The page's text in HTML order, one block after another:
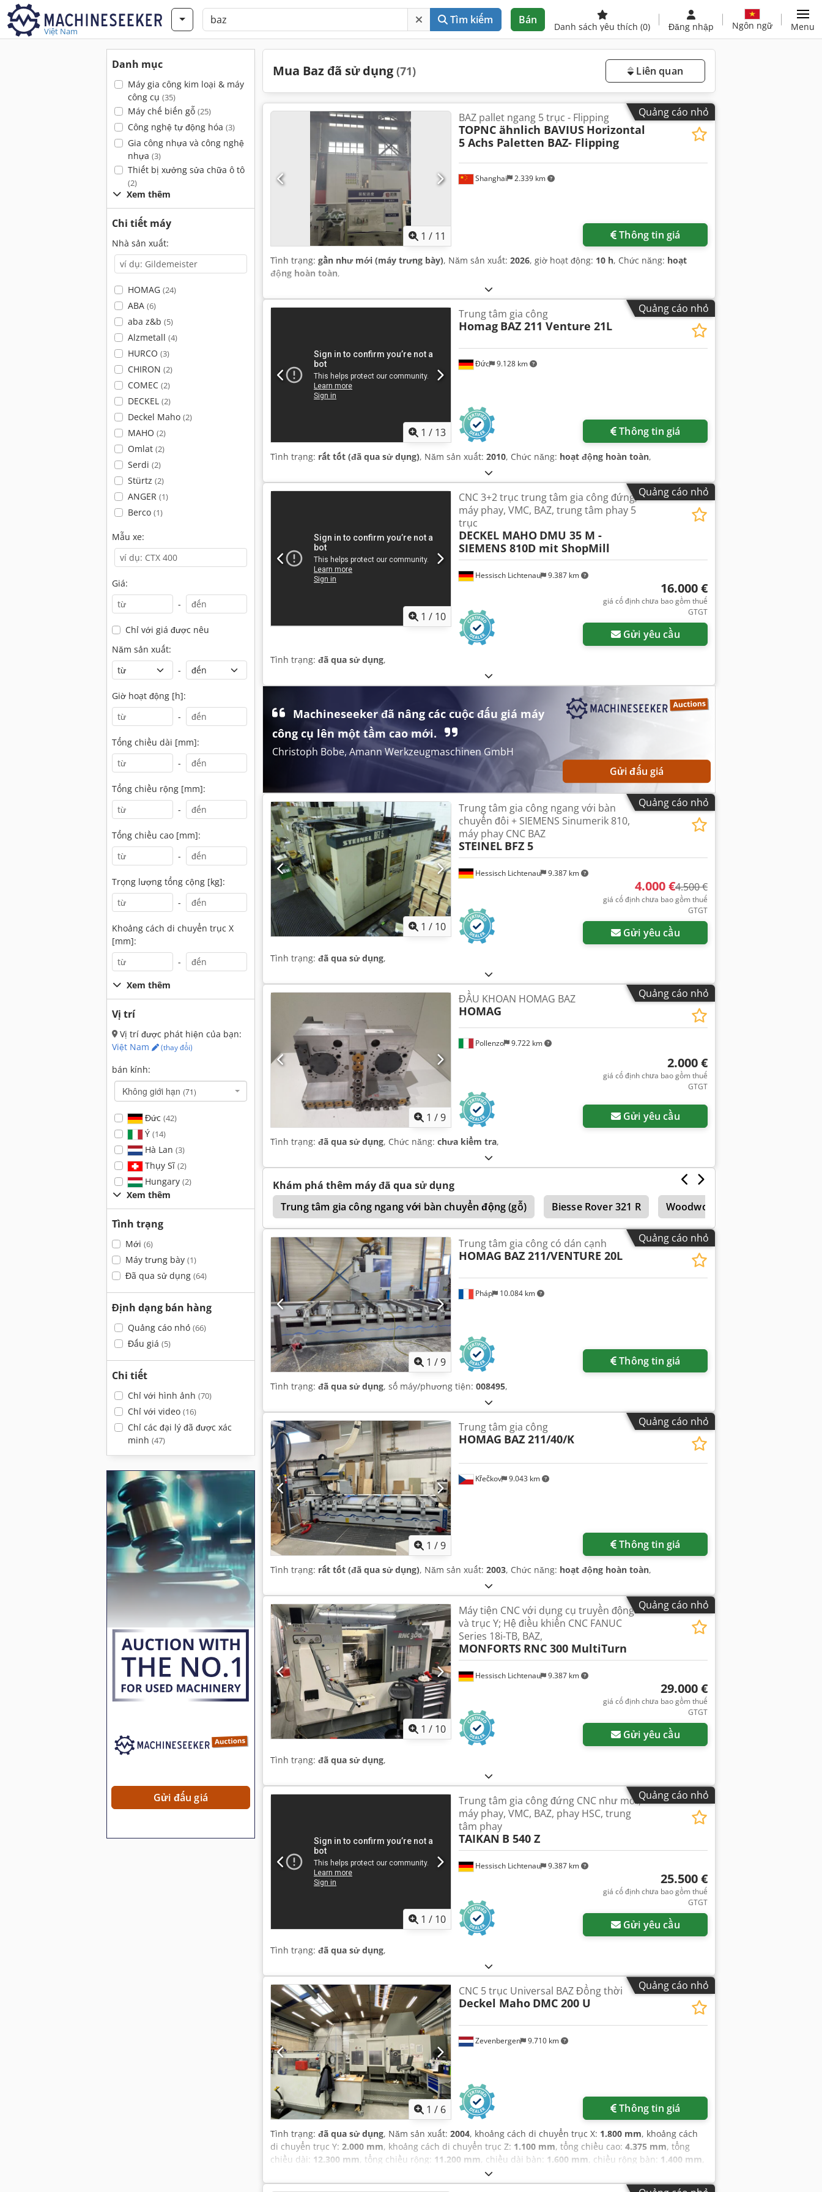
Việt Nam
Tìm kiếm Bán
Danh sách yêu thích (0) Đăng nhập Ngôn ngữ Menu
Danh mục
Máy gia công kim loại & máy
công cụ (35)
Máy chế biến gỗ (25)
Công nghệ tự động hóa (3)
Gia công nhựa và công nghệ
nhựa (3)
Thiết bị xưởng sửa chữa ô tô
(2)
Xem thêm
Chi tiết máy
Nhà sản xuất:
HOMAG (24)
ABA (6)
aba z&b (5)
Alzmetall (4)
HURCO (3)
CHIRON (2)
COMEC (2)
DECKEL (2)
Deckel Maho (2)
MAHO (2)
Omlat (2)
Serdi (2)
Stürtz (2)
ANGER (1)
Berco (1)
Mẫu xe:
Giá:
-
Chỉ với giá được nêu
Năm sản xuất:
-
Giờ hoạt động [h]:
-
Tổng chiều dài [mm]:
-
Tổng chiều rộng [mm]:
-
Tổng chiều cao [mm]:
-
Trọng lượng tổng cộng [kg]:
-
Khoảng cách di chuyển trục X
[mm]:
-
Xem thêm
Vị trí
Vị trí được phát hiện của bạn:
Việt Nam
(thay đổi)
bán kính:
Không giới hạn (71)
Đức (42)
Ý (14)
Hà Lan (3)
Thụy Sĩ(2)
Hungary (2)
Xem thêm
Tình trạng
Mới (6)
Máy trưng bày (1)
Đã qua sử dụng (64)
Định dạng bán hàng
Quảng cáo nhỏ (66)
Đấu giá (5)
Chi tiết
Chỉ với hình ảnh (70)
Chỉ với video (16)
Chỉ các đại lý đã được xác
minh (47)
Gửi đấu giá
Mua Baz đã sử dụng (71) Liên quan
Quảng cáo nhỏ
1 / 11
Shanghai 2.339 km
BAZ pallet ngang 5 trục - Flipping
TOPNC ähnlich BAVIUS Horizontal
5 Achs Paletten BAZ- Flipping
Thông tin giá
Tình trạng: gần như mới (máy trưng bày), Năm sản xuất: 2026, giờ hoạt động: 10 h, Chức năng: hoạt
động hoàn toàn,
Quảng cáo nhỏ
1 / 13
Đức 9.128 km
Trung tâm gia công
Homag BAZ 211 Venture 21L
Thông tin giá
Tình trạng: rất tốt (đã qua sử dụng), Năm sản xuất: 2010, Chức năng: hoạt động hoàn toàn,
Quảng cáo nhỏ
1 / 10
Hessisch Lichtenau 9.387 km
CNC 3+2 trục trung tâm gia công đứng,
máy phay, VMC, BAZ, trung tâm phay 5
trục
DECKEL MAHO DMU 35 M -
SIEMENS 810D mit ShopMill
16.000 €
giá cố định chưa bao gồm thuế
GTGT
Gửi yêu cầu
Tình trạng: đã qua sử dụng,
Machineseeker đã nâng các cuộc đấu giá máy
công cụ lên một tầm cao mới.
Christoph Bobe, Amann Werkzeugmaschinen GmbH
Gửi đấu giá
Quảng cáo nhỏ
1 / 10
Hessisch Lichtenau 9.387 km
Trung tâm gia công ngang với bàn
chuyển đôi + SIEMENS Sinumerik 810,
máy phay CNC BAZ
STEINEL BFZ 5
4.000 €4.500 €
giá cố định chưa bao gồm thuế
GTGT
Gửi yêu cầu
Tình trạng: đã qua sử dụng,
Quảng cáo nhỏ
1 /9
Pollenzo 9.722 km
ĐẦU KHOAN HOMAG BAZ
HOMAG
2.000 €
giá cố định chưa bao gồm thuế
GTGT
Gửi yêu cầu
Tình trạng: đã qua sử dụng, Chức năng: chưa kiểm tra,
Khám phá thêm máy đã qua sử dụng
Trung tâm gia công ngang với bàn chuyển động (gỗ)
Biesse Rover 321 R Woodwop
Hermle Uwf 800 Hermle Uwf
Quảng cáo nhỏ
1 /9
Pháp 10.084 km
Trung tâm gia công có dán cạnh
HOMAG BAZ 211/VENTURE 20L
Thông tin giá
Tình trạng: đã qua sử dụng, số máy/phương tiện: 008495,
Quảng cáo nhỏ
1 /9
Křečkov 9.043 km
Trung tâm gia công
HOMAG BAZ 211/40/K
Thông tin giá
Tình trạng: rất tốt (đã qua sử dụng), Năm sản xuất: 2003, Chức năng: hoạt động hoàn toàn,
Quảng cáo nhỏ
1 / 10
Hessisch Lichtenau 9.387 km
Máy tiện CNC với dụng cụ truyền động
và trục Y; Hệ điều khiển CNC FANUC
Series 18i-TB, BAZ,
MONFORTS RNC 300 MultiTurn
29.000 €
giá cố định chưa bao gồm thuế
GTGT
Gửi yêu cầu
Tình trạng: đã qua sử dụng,
Quảng cáo nhỏ
1 / 10
Hessisch Lichtenau 9.387 km
Trung tâm gia công đứng CNC như mới,
máy phay, VMC, BAZ, phay HSC, trung
tâm phay
TAIKAN B 540 Z
25.500 €
giá cố định chưa bao gồm thuế
GTGT
Gửi yêu cầu
Tình trạng: đã qua sử dụng,
Quảng cáo nhỏ
1 / 6
Zevenbergen 9.710 km
CNC 5 trục Universal BAZ Đồng thời
Deckel Maho DMC 200 U
Thông tin giá
Tình trạng: đã qua sử dụng, Năm sản xuất: 2004, khoảng cách di chuyển trục X: 1.800 mm, khoảng cách
di chuyển trục Y: 2.000 mm, khoảng cách di chuyển trục Z: 1.100 mm, tổng chiều cao: 4.375 mm, tổng
chiều dài: 12.300 mm, tổng chiều rộng: 11.200 mm, chiều dài bàn: 1.600 mm, chiều rộng bàn: 1.400 mm,
tài liệu / sổ tay hướng dẫn